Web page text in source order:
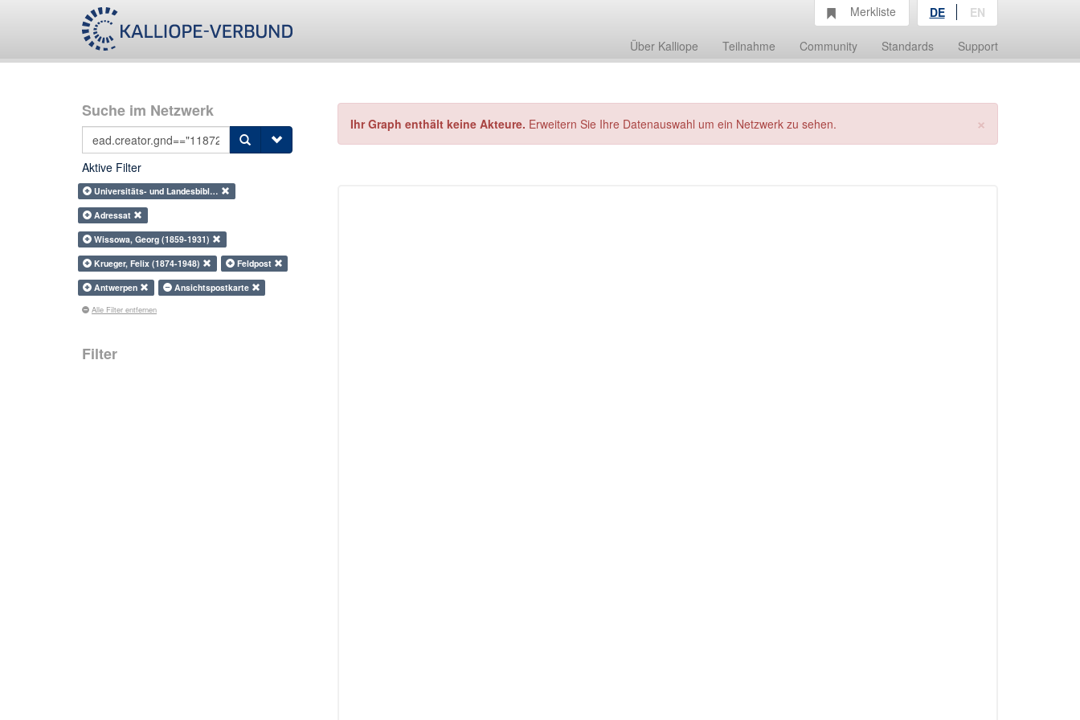
Über Kalliope Teilnahme Community Standards Support
Merkliste DE EN
Suche im Netzwerk
Aktive Filter
Universitäts- und Landesbibl…
Adressat
Wissowa, Georg (1859-1931)
Krueger, Felix (1874-1948)
Feldpost
Antwerpen
Ansichtspostkarte
Alle Filter entfernen
Filter
×
Ihr Graph enthält keine Akteure. Erweitern Sie Ihre Datenauswahl um ein Netzwerk zu sehen.